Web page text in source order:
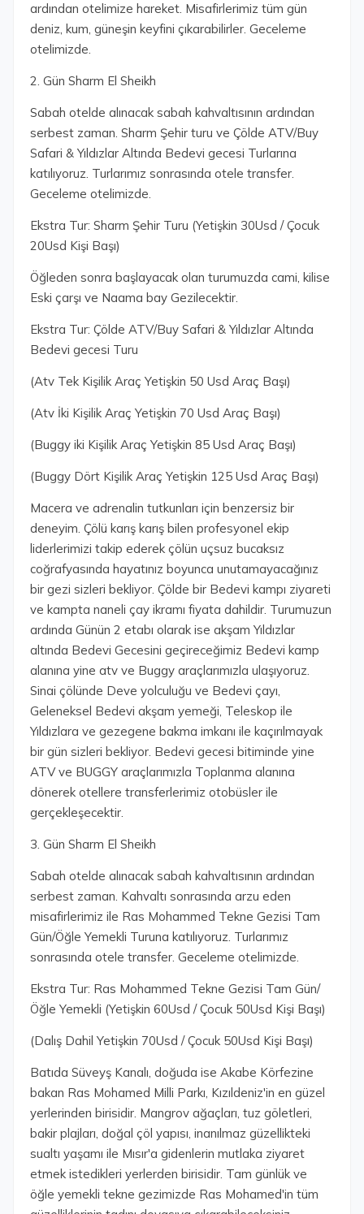
ardından otelimize hareket. Misafirlerimiz tüm gün
deniz, kum, güneşin keyfini çıkarabilirler. Geceleme
otelimizde.
2. Gün Sharm El Sheikh
Sabah otelde alınacak sabah kahvaltısının ardından
serbest zaman. Sharm Şehir turu ve Çölde ATV/Buy
Safari & Yıldızlar Altında Bedevi gecesi Turlarına
katılıyoruz. Turlarımız sonrasında otele transfer.
Geceleme otelimizde.
Ekstra Tur: Sharm Şehir Turu (Yetişkin 30Usd / Çocuk
20Usd Kişi Başı)
Öğleden sonra başlayacak olan turumuzda cami, kilise
Eski çarşı ve Naama bay Gezilecektir.
Ekstra Tur: Çölde ATV/Buy Safari & Yıldızlar Altında
Bedevi gecesi Turu
(Atv Tek Kişilik Araç Yetişkin 50 Usd Araç Başı)
(Atv İki Kişilik Araç Yetişkin 70 Usd Araç Başı)
(Buggy iki Kişilik Araç Yetişkin 85 Usd Araç Başı)
(Buggy Dört Kişilik Araç Yetişkin 125 Usd Araç Başı)
Macera ve adrenalin tutkunları için benzersiz bir
deneyim. Çölü karış karış bilen profesyonel ekip
liderlerimizi takip ederek çölün uçsuz bucaksız
coğrafyasında hayatınız boyunca unutamayacağınız
bir gezi sizleri bekliyor. Çölde bir Bedevi kampı ziyareti
ve kampta naneli çay ikramı fiyata dahildir. Turumuzun
ardında Günün 2 etabı olarak ise akşam Yıldızlar
altında Bedevi Gecesini geçireceğimiz Bedevi kamp
alanına yine atv ve Buggy araçlarımızla ulaşıyoruz.
Sinai çölünde Deve yolculuğu ve Bedevi çayı,
Geleneksel Bedevi akşam yemeği, Teleskop ile
Yıldızlara ve gezegene bakma imkanı ile kaçırılmayak
bir gün sizleri bekliyor. Bedevi gecesi bitiminde yine
ATV ve BUGGY araçlarımızla Toplanma alanına
dönerek otellere transferlerimiz otobüsler ile
gerçekleşecektir.
3. Gün Sharm El Sheikh
Sabah otelde alınacak sabah kahvaltısının ardından
serbest zaman. Kahvaltı sonrasında arzu eden
misafirlerimiz ile Ras Mohammed Tekne Gezisi Tam
Gün/Öğle Yemekli Turuna katılıyoruz. Turlarımız
sonrasında otele transfer. Geceleme otelimizde.
Ekstra Tur: Ras Mohammed Tekne Gezisi Tam Gün/
Öğle Yemekli (Yetişkin 60Usd / Çocuk 50Usd Kişi Başı)
(Dalış Dahil Yetişkin 70Usd / Çocuk 50Usd Kişi Başı)
Batıda Süveyş Kanalı, doğuda ise Akabe Körfezine
bakan Ras Mohamed Milli Parkı, Kızıldeniz'in en güzel
yerlerinden birisidir. Mangrov ağaçları, tuz göletleri,
bakir plajları, doğal çöl yapısı, inanılmaz güzellikteki
sualtı yaşamı ile Mısır'a gidenlerin mutlaka ziyaret
etmek istedikleri yerlerden birisidir. Tam günlük ve
öğle yemekli tekne gezimizde Ras Mohamed'in tüm